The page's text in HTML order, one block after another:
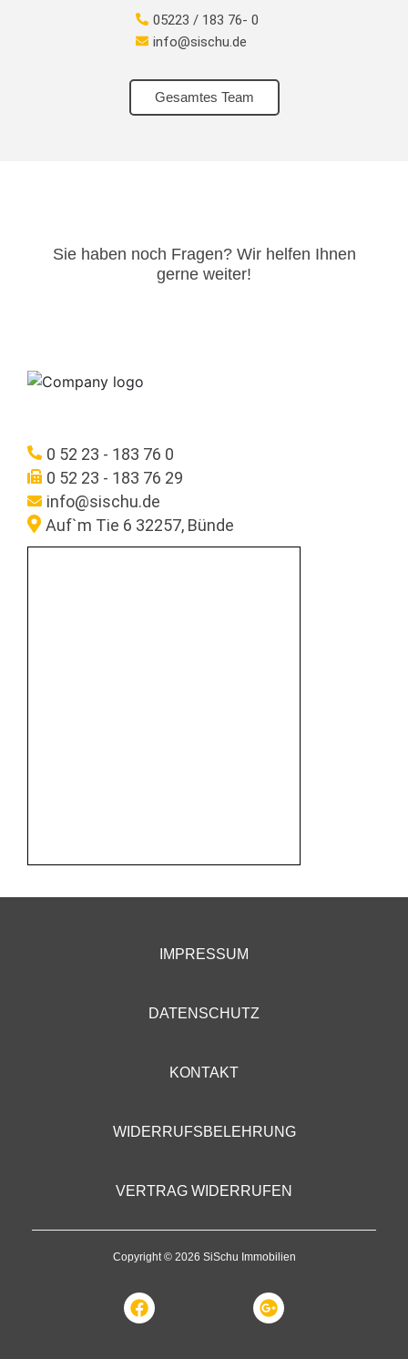
05223 / 183 76- 0
info@sischu.de
Gesamtes Team
Sie haben noch Fragen? Wir helfen Ihnen
gerne weiter!​
0 52 23 - 183 76 0
0 52 23 - 183 76 29
info@sischu.de
Auf`m Tie 6 32257, Bünde
IMPRESSUM
DATENSCHUTZ
KONTAKT
WIDERRUFSBELEHRUNG
VERTRAG WIDERRUFEN
Copyright © 2026 SiSchu Immobilien